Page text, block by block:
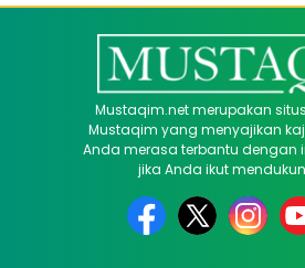
Mustaqim.net merupakan
Mustaqim yang menyajikan
Anda merasa terbantu dengan
jika Anda ikut